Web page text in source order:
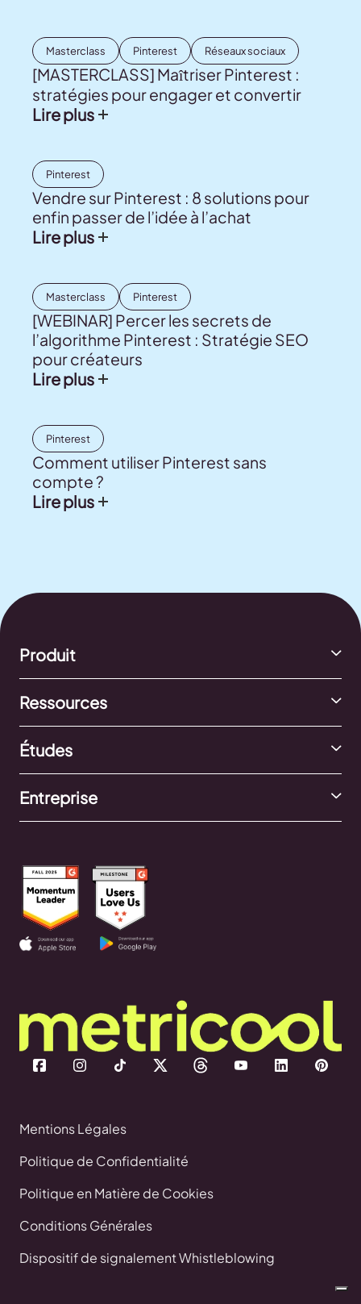
Masterclass Pinterest Réseaux sociaux
[MASTERCLASS] Maîtriser Pinterest :
stratégies pour engager et convertir
Lire plus
Pinterest
Vendre sur Pinterest : 8 solutions pour
enfin passer de l’idée à l’achat
Lire plus
Masterclass Pinterest
[WEBINAR] Percer les secrets de
l’algorithme Pinterest : Stratégie SEO
pour créateurs
Lire plus
Pinterest
Comment utiliser Pinterest sans
compte ?
Lire plus
Produit
Ressources
Études
Entreprise
Mentions Légales
Politique de Confidentialité
Politique en Matière de Cookies
Conditions Générales
Dispositif de signalement Whistleblowing